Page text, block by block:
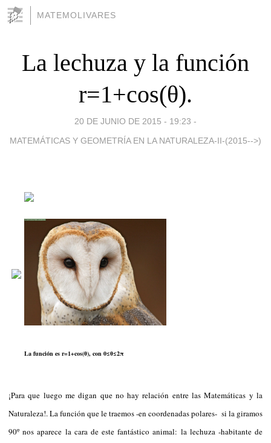
MATEMOLIVARES
La lechuza y la función
r=1+cos(θ).
20 DE JUNIO DE 2015 - 19:23 -
MATEMÁTICAS Y GEOMETRÍA EN LA NATURALEZA-II-(2015-->)
La función es r=1+cos(θ), con 0≤θ≤2π
¡Para que luego me digan que no hay relación entre las Matemáticas y la
Naturaleza!. La función que le traemos -en coordenadas polares- si la giramos
90º nos aparece la cara de este fantástico animal: la lechuza -habitante de